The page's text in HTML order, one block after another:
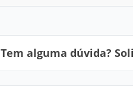
Tem alguma dúvida?